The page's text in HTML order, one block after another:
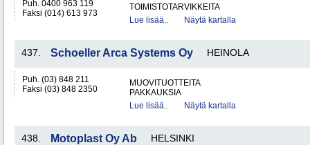
Puh. 0400 963 119
Faksi (014) 613 973
TOIMISTOTARVIKKEITA
Lue lisää..
Näytä kartalla
437. Schoeller Arca Systems Oy HEINOLA
Puh. (03) 848 211
Faksi (03) 848 2350
MUOVITUOTTEITA
PAKKAUKSIA
Lue lisää..
Näytä kartalla
438. Motoplast Oy Ab HELSINKI